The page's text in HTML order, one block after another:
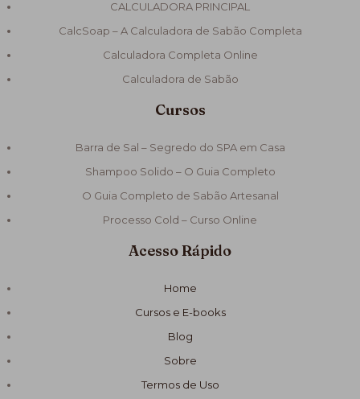
CALCULADORA PRINCIPAL
CalcSoap – A Calculadora de Sabão Completa
Calculadora Completa Online
Calculadora de Sabão
Cursos
Barra de Sal – Segredo do SPA em Casa
Shampoo Solido – O Guia Completo
O Guia Completo de Sabão Artesanal
Processo Cold – Curso Online
Acesso Rápido
Home
Cursos e E-books
Blog
Sobre
Termos de Uso